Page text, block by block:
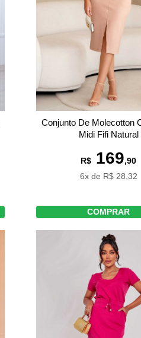
Conjunto De Molecotton
Midi Fifi Natural
R$ 169,90
6x de R$ 28,32
COMPRAR